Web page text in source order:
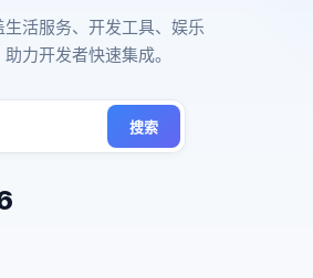
活服务、开发工具、娱乐
力开发者快速集成。
搜索